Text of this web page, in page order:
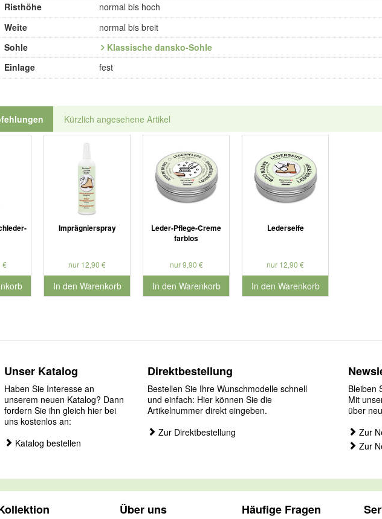
Risthöhe
normal bis hoch
Weite
normal bis breit
Sohle
Klassische dansko-Sohle
Einlage
fest
Kürzlich angesehene Artikel
€
901181
Imprägnierspray
nur 12,90 €
In den Warenkorb
für Produktnummer 901126
Leder-Pflege-Creme
farblos
nur 9,90 €
In den Warenkorb
für Produktnummer 901186
Lederseife
nur 12,90 €
In den Warenkorb
für Produktnummer 901127
Unser Katalog
Haben Sie Interesse an
unserem neuen Katalog? Dann
fordern Sie ihn gleich hier bei
uns kostenlos an:
Katalog bestellen
Direktbestellung
Bestellen Sie Ihre Wunschmodelle schnell
und einfach: Hier können Sie die
Artikelnummer direkt eingeben.
Zur Direktbestellung
Bleiben
Mit
über
Zur
Zur
Über uns Häufige Fragen